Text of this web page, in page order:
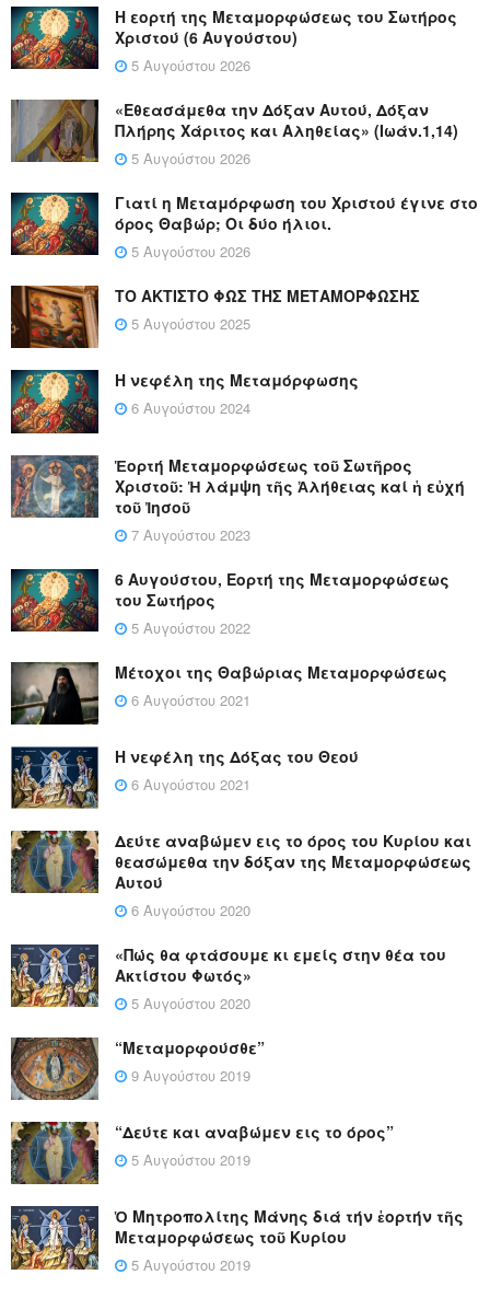
Η εορτή της Μεταμορφώσεως του Σωτήρος
Χριστού (6 Αυγούστου)
5 Αυγούστου 2026
«Εθεασάμεθα την Δόξαν Αυτού, Δόξαν
Πλήρης Χάριτος και Αληθείας» (Ιωάν.1,14)
5 Αυγούστου 2026
Γιατί η Μεταμόρφωση του Χριστού έγινε στο
όρος Θαβώρ; Οι δύο ήλιοι.
5 Αυγούστου 2026
ΤΟ ΑΚΤΙΣΤΟ ΦΩΣ ΤΗΣ ΜΕΤΑΜΟΡΦΩΣΗΣ
5 Αυγούστου 2025
Η νεφέλη της Μεταμόρφωσης
6 Αυγούστου 2024
Ἑορτή Μεταμορφώσεως τοῦ Σωτῆρος
Χριστοῦ: Ἡ λάμψη τῆς Ἀλήθειας καί ἡ εὐχή
τοῦ Ἰησοῦ
7 Αυγούστου 2023
6 Αυγούστου, Εορτή της Μεταμορφώσεως
του Σωτήρος
5 Αυγούστου 2022
Μέτοχοι της Θαβώριας Μεταμορφώσεως
6 Αυγούστου 2021
Η νεφέλη της Δόξας του Θεού
6 Αυγούστου 2021
Δεύτε αναβώμεν εις το όρος του Κυρίου και
θεασώμεθα την δόξαν της Μεταμορφώσεως
Αυτού
6 Αυγούστου 2020
«Πώς θα φτάσουμε κι εμείς στην θέα του
Ακτίστου Φωτός»
5 Αυγούστου 2020
“Μεταμορφούσθε”
9 Αυγούστου 2019
“Δεύτε και αναβώμεν εις το όρος”
5 Αυγούστου 2019
Ὁ Μητροπολίτης Μάνης διά τήν ἑορτήν τῆς
Μεταμορφώσεως τοῦ Κυρίου
5 Αυγούστου 2019